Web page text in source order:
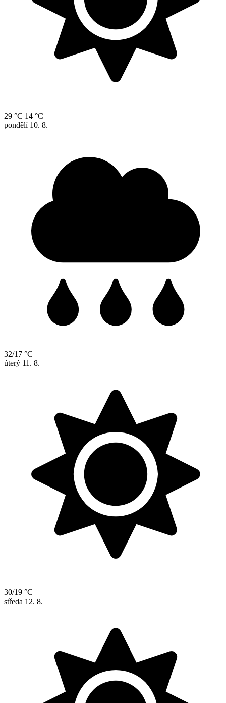
29 °C 14 °C
pondělí 10. 8.
32/17 °C
úterý 11. 8.
30/19 °C
středa 12. 8.